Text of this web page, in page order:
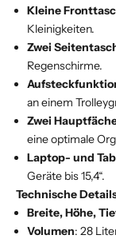
Kleine
Kleinigkeiten.
Zwei
Regenschirme.
an einem
Zwei
eine optimale
Laptop- und
Geräte bis 15,4“.
Technische
Breite, Höhe,
Volumen: 28